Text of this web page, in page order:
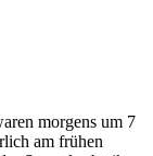
morgens um 7
am frühen